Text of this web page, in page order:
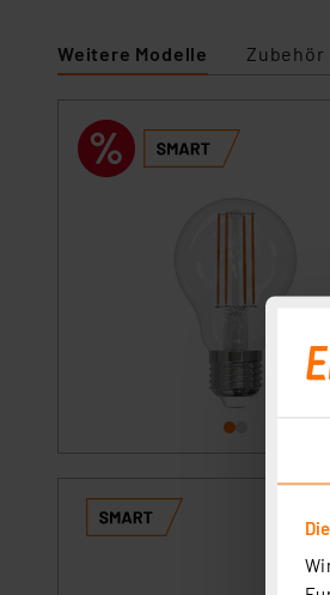
Weitere Modelle Zubehör